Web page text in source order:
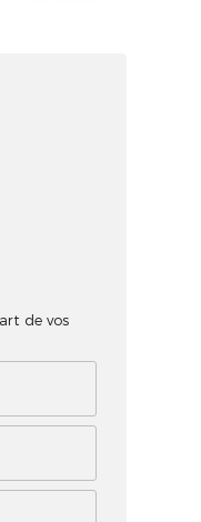
de vos